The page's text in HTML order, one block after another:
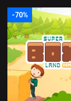
-70%